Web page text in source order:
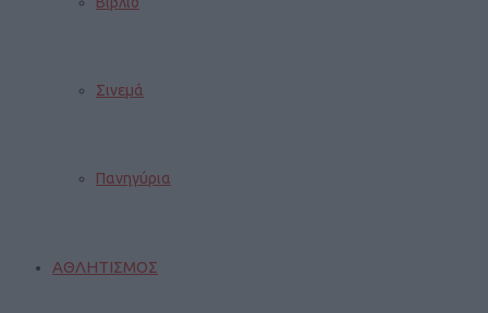
Σινεμά
Πανηγύρια
ΑΘΛΗΤΙΣΜΟΣ